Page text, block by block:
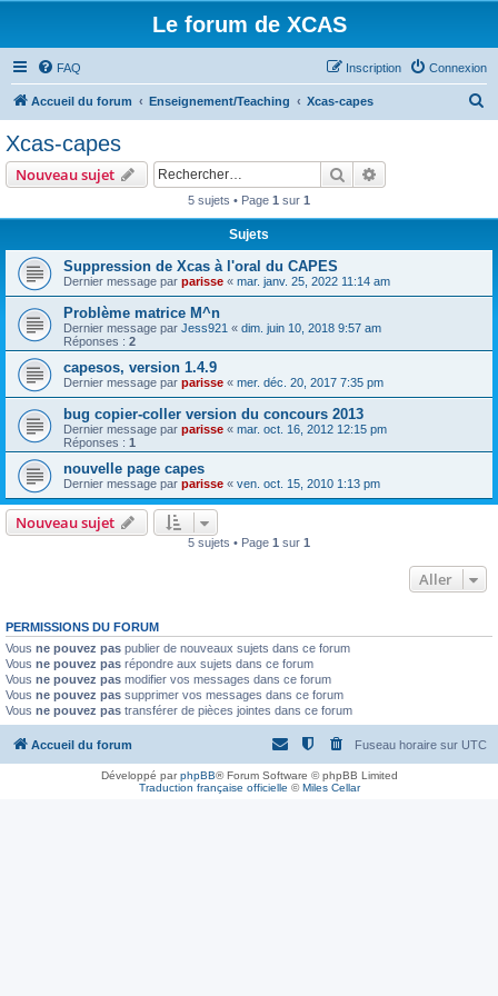
Le forum de XCAS
FAQ Connexion
Inscription
Accueil du forum Enseignement/Teaching Xcas-capes
Xcas-capes
Nouveau sujet Rechercher
5 sujets • Page 1 sur 1
Sujets
Suppression de Xcas à l'oral du CAPES
Dernier message par parisse « mar. janv. 25, 2022 11:14 am
Problème matrice M^n
Dernier message par Jess921 « dim. juin 10, 2018 9:57 am
Réponses : 2
capesos, version 1.4.9
Dernier message par parisse « mer. déc. 20, 2017 7:35 pm
bug copier-coller version du concours 2013
Dernier message par parisse « mar. oct. 16, 2012 12:15 pm
Réponses : 1
nouvelle page capes
Dernier message par parisse « ven. oct. 15, 2010 1:13 pm
Nouveau sujet
5 sujets • Page 1 sur 1
Aller
PERMISSIONS DU FORUM
Vous ne pouvez pas publier de nouveaux sujets dans ce forum
Vous ne pouvez pas répondre aux sujets dans ce forum
Vous ne pouvez pas modifier vos messages dans ce forum
Vous ne pouvez pas supprimer vos messages dans ce forum
Vous ne pouvez pas transférer de pièces jointes dans ce forum
Accueil du forum Fuseau horaire sur UTC
Développé parphpBB® Forum Software © phpBB Limited
Traduction française officielle ©Miles Cellar